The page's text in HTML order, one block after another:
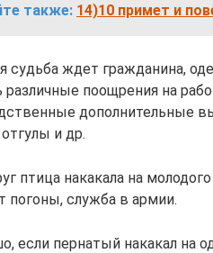
также: 14)10 примет и
судьба ждет гражданина,
различные поощрения на
дополнительные
и др.
птица накакала на
погоны, служба в армии.
если пернатый накакал на